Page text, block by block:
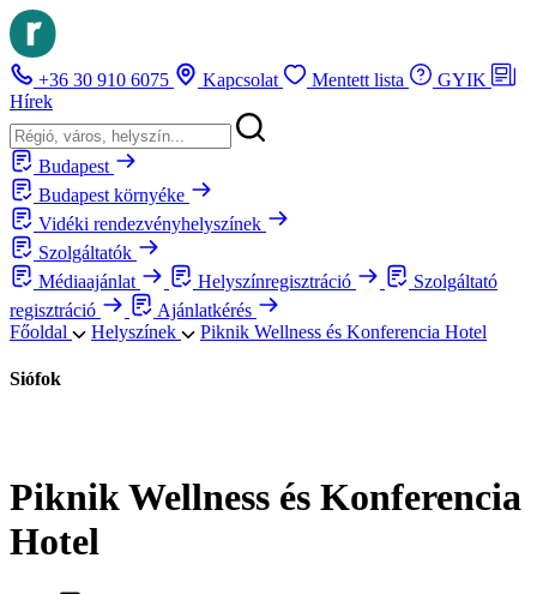
+36 30 910 6075 Kapcsolat Mentett lista
GYIK
Hírek
Budapest
Budapest környéke
Vidéki rendezvényhelyszínek
Szolgáltatók
Médiaajánlat
Helyszínregisztráció
Szolgáltató
regisztráció
Ajánlatkérés
Főoldal
Helyszínek Piknik Wellness és Konferencia Hotel
Siófok
Piknik Wellness és Konferencia
Hotel